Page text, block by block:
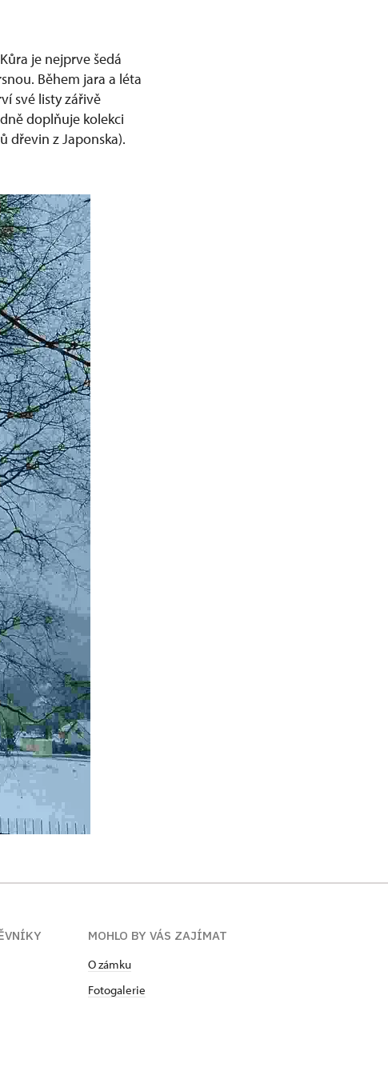
Kůra je nejprve šedá
Během jara a léta
své listy zářivě
doplňuje kolekci
dřevin z Japonska).
MOHLO BY VÁS ZAJÍMAT
O zámku
Fotogalerie